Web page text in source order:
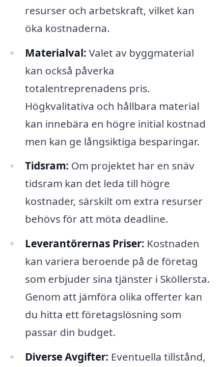
resurser och arbetskraft, vilket kan
öka kostnaderna.
Materialval: Valet av byggmaterial
kan också påverka
totalentreprenadens pris.
Högkvalitativa och hållbara material
kan innebära en högre initial kostnad
men kan ge långsiktiga besparingar.
Tidsram: Om projektet har en snäv
tidsram kan det leda till högre
kostnader, särskilt om extra resurser
behövs för att möta deadline.
Leverantörernas Priser: Kostnaden
kan variera beroende på de företag
som erbjuder sina tjänster i Sköllersta.
Genom att jämföra olika offerter kan
du hitta ett företagslösning som
passar din budget.
Diverse Avgifter: Eventuella tillstånd,